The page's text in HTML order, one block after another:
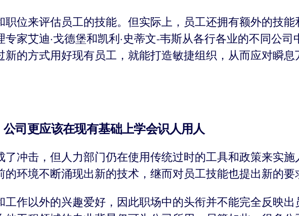
位来评估员工的技能。但实际上，员工还拥有额外的技
家艾迪·戈德堡和凯利·史蒂文-韦斯从各行各业的不同公
的方式用好现有员工，就能打造敏捷组织，从而应对瞬
司更应该在现有基础上学会识人用人
冲击，但人力部门仍在使用传统过时的工具和政策来实
环境不断涌现出新的技术，继而对员工技能也提出新的要
工作以外的兴趣爱好，因此职场中的头衔并不能完全反映